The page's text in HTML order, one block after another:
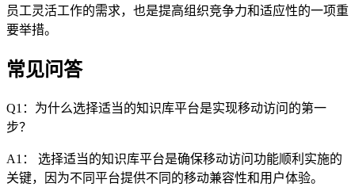
员工灵活工作的需求，也是提高组织竞争力和适应性的一项重
要举措。
常见问答
Q1：为什么选择适当的知识库平台是实现移动访问的第一
步？
A1： 选择适当的知识库平台是确保移动访问功能顺利实施的
关键，因为不同平台提供不同的移动兼容性和用户体验。